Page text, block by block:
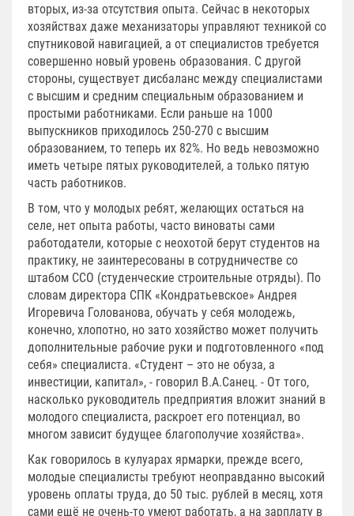
вторых, из-за отсутствия опыта. Сейчас в некоторых
хозяйствах даже механизаторы управляют техникой со
спутниковой навигацией, а от специалистов требуется
совершенно новый уровень образования. С другой
стороны, существует дисбаланс между специалистами
с высшим и средним специальным образованием и
простыми работниками. Если раньше на 1000
выпускников приходилось 250-270 с высшим
образованием, то теперь их 82%. Но ведь невозможно
иметь четыре пятых руководителей, а только пятую
часть работников.
В том, что у молодых ребят, желающих остаться на
селе, нет опыта работы, часто виноваты сами
работодатели, которые с неохотой берут студентов на
практику, не заинтересованы в сотрудничестве со
штабом ССО (студенческие строительные отряды). По
словам директора СПК «Кондратьевское» Андрея
Игоревича Голованова, обучать у себя молодежь,
конечно, хлопотно, но зато хозяйство может получить
дополнительные рабочие руки и подготовленного «под
себя» специалиста. «Студент – это не обуза, а
инвестиции, капитал», - говорил В.А.Санец. - От того,
насколько руководитель предприятия вложит знаний в
молодого специалиста, раскроет его потенциал, во
многом зависит будущее благополучие хозяйства».
Как говорилось в кулуарах ярмарки, прежде всего,
молодые специалисты требуют неоправданно высокий
уровень оплаты труда, до 50 тыс. рублей в месяц, хотя
сами ещё не очень-то умеют работать, а на зарплату в